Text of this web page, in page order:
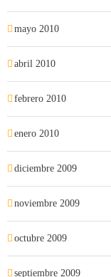
mayo 2010
abril 2010
febrero 2010
enero 2010
diciembre 2009
noviembre 2009
octubre 2009
septiembre 2009